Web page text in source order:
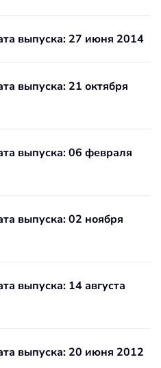
выпуска: 27 июня 2014
выпуска: 21 октября
выпуска: 06 февраля
выпуска: 02 ноября
выпуска: 14 августа
выпуска: 20 июня 2012